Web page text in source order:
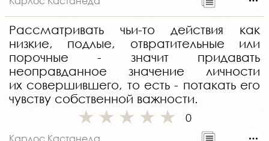
Рассматривать чьи-то действия как
низкие, подлые, отвратительные или
порочные - значит придавать
неоправданное значение личности
их совершившего, то есть - потакать его
чувству собственной важности.
0